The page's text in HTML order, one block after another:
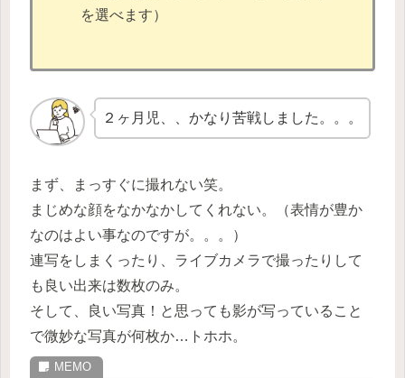
を選べます）
２ヶ月児、、かなり苦戦しました。。。
まず、まっすぐに撮れない笑。
まじめな顔をなかなかしてくれない。（表情が豊か
なのはよい事なのですが。。。）
連写をしまくったり、ライブカメラで撮ったりして
も良い出来は数枚のみ。
そして、良い写真！と思っても影が写っていること
で微妙な写真が何枚か…トホホ。